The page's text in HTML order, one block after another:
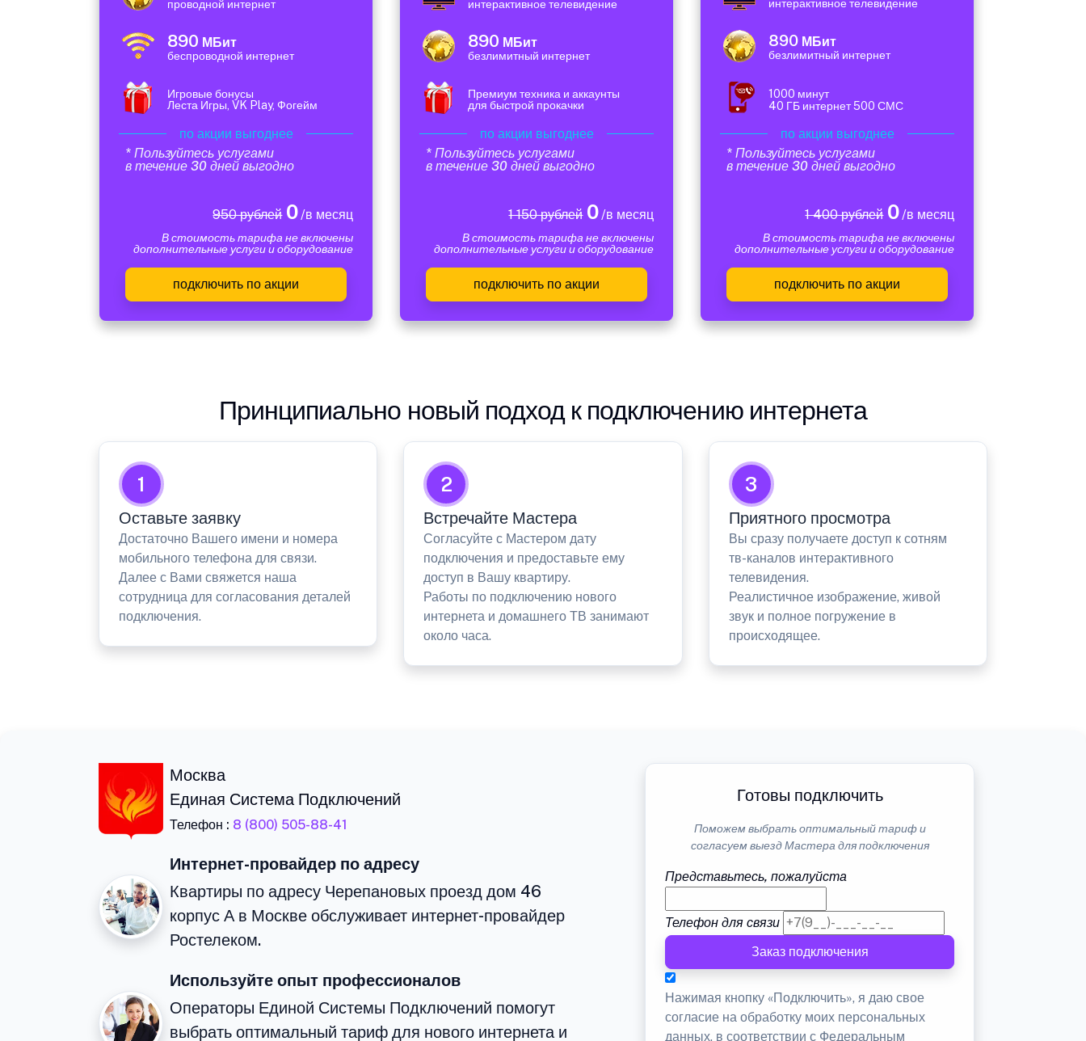
проводной интернет
890 МБит
беспроводной интернет
Игровые бонусы
Леста Игры, VK Play, Фогейм
по акции выгоднее
* Пользуйтесь услугами
в течение 30 дней выгодно
950 рублей0/в месяц
В стоимость тарифа не включены
дополнительные услуги и оборудование
подключить по акции
интерактивное телевидение
890 МБит
безлимитный интернет
Премиум техника и аккаунты
для быстрой прокачки
по акции выгоднее
* Пользуйтесь услугами
в течение 30 дней выгодно
1 150 рублей0/в месяц
В стоимость тарифа не включены
дополнительные услуги и оборудование
подключить по акции
интерактивное телевидение
890 МБит
безлимитный интернет
1000 минут
40 ГБ интернет 500 СМС
по акции выгоднее
* Пользуйтесь услугами
в течение 30 дней выгодно
1 400 рублей0/в месяц
В стоимость тарифа не включены
дополнительные услуги и оборудование
подключить по акции
Принципиально новый подход к подключению интернета
1
Оставьте заявку
Достаточно Вашего имени и номера
мобильного телефона для связи.
Далее с Вами свяжется наша
сотрудница для согласования деталей
подключения.
2
Встречайте Мастера
Согласуйте с Мастером дату
подключения и предоставьте ему
доступ в Вашу квартиру.
Работы по подключению нового
интернета и домашнего ТВ занимают
около часа.
3
Приятного просмотра
Вы сразу получаете доступ к сотням
тв-каналов интерактивного
телевидения.
Реалистичное изображение, живой
звук и полное погружение в
происходящее.
Москва
Единая Система Подключений
Телефон : 8 (800) 505-88-41
Интернет-провайдер по адресу
Квартиры по адресу Черепановых проезд дом 46
корпус А в Москве обслуживает интернет-провайдер
Ростелеком.
Используйте опыт профессионалов
Операторы Единой Системы Подключений помогут
выбрать оптимальный тариф для нового интернета и
Готовы подключить
Поможем выбрать оптимальный тариф и
согласуем выезд Мастера для подключения
Представьтесь, пожалуйста
Телефон для связи
Заказ подключения
Нажимая кнопку «Подключить», я даю свое
согласие на обработку моих персональных
данных, в соответствии с Федеральным